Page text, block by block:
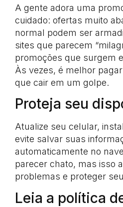
A gente adora uma
cuidado: ofertas muito
normal podem ser
sites que parecem
promoções que surgem
Às vezes, é melhor
que cair em um golpe.
Proteja seu
Atualize seu celular,
evite salvar suas
automaticamente no
parecer chato, mas isso
problemas e proteger
Leia a política